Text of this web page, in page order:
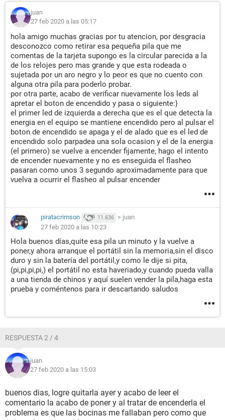
juan
27 feb 2020 a las 05:17
hola amigo muchas gracias por tu atencion, por desgracia
desconozco como retirar esa pequeña pila que me
comentas de la tarjeta supongo es la circular parecida a la
de los relojes pero mas grande y que esta rodeada o
sujetada por un aro negro y lo peor es que no cuento con
alguna otra pila para poderlo probar.
por otra parte, acabo de verificar nuevamente los leds al
apretar el boton de encendido y pasa o siguiente:}
el primer led de izquierda a derecha que es el que detecta la
energia en el equipo se mantiene encendido pero al pulsar el
boton de encendido se apaga y el de alado que es el led de
encendido solo parpadea una sola ocasion y el de la energia
(el primero) se vuelve a encender fijamente, hago el intento
de encender nuevamente y no es enseguida el flasheo
pasaran como unos 3 segundo aproximadamente para que
vuelva a ocurrir el flasheo al pulsar encender
piratacrimson 11.636 > juan
27 feb 2020 a las 10:23
Hola buenos días,quite esa pila un minuto y la vuelve a
poner,y ahora arranque el portátil sin la memoria,sin el disco
duro y sin la batería del portátil,y como le dije si pita,
(pi,pi,pi,pi,) el portátil no esta haveriado,y cuando pueda valla
a una tienda de chinos y aquí suelen vender la pila,haga esta
prueba y coméntenos para ir descartando saludos
RESPUESTA 2 / 4
juan
27 feb 2020 a las 15:03
buenos dias, logre quitarla ayer y acabo de leer el
comentario la acabo de poner y al tratar de encenderla el
problema es que las bocinas me fallaban pero como que